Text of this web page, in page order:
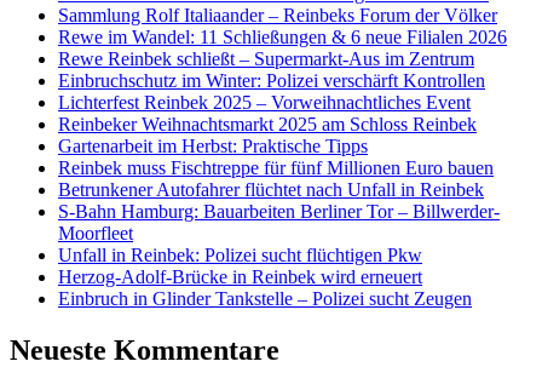
Sammlung Rolf Italiaander – Reinbeks Forum der Völker
Rewe im Wandel: 11 Schließungen & 6 neue Filialen 2026
Rewe Reinbek schließt – Supermarkt-Aus im Zentrum
Einbruchschutz im Winter: Polizei verschärft Kontrollen
Lichterfest Reinbek 2025 – Vorweihnachtliches Event
Reinbeker Weihnachtsmarkt 2025 am Schloss Reinbek
Gartenarbeit im Herbst: Praktische Tipps
Reinbek muss Fischtreppe für fünf Millionen Euro bauen
Betrunkener Autofahrer flüchtet nach Unfall in Reinbek
S-Bahn Hamburg: Bauarbeiten Berliner Tor – Billwerder-
Moorfleet
Unfall in Reinbek: Polizei sucht flüchtigen Pkw
Herzog-Adolf-Brücke in Reinbek wird erneuert
Einbruch in Glinder Tankstelle – Polizei sucht Zeugen
Neueste Kommentare